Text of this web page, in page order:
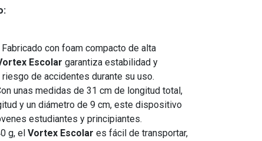
Fabricado con foam compacto de alta
Escolar garantiza estabilidad y
de accidentes durante su uso.
unas medidas de 31 cm de longitud total,
y un diámetro de 9 cm, este dispositivo
estudiantes y principiantes.
g, el Vortex Escolar es fácil de transportar,